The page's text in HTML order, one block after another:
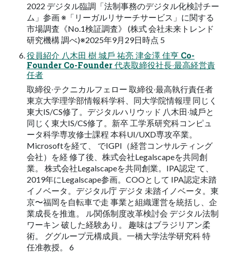
2022 デジタル臨調「法制事務のデジタル化検討チー
ム」参画 ※「リーガルリサーチサービス」に関する
市場調査《No.1検証調査》 (株式 会社未来トレンド
研究機構 調べ)※2025年9⽉29⽇時点 5
役員紹介 ⼋⽊⽥ 樹 城⼾ 祐亮 津⾦澤 佳亨 Co-
Founder Co-Founder 代表取締役社⻑‧最⾼経営責
任者
取締役‧テクニカルフェロー 取締役‧最⾼執⾏責任者
東京⼤学理学部情報科学科、同⼤学院情報理 同じく
東⼤IS/CS修了。デジタルハリウッド ⼋⽊⽥‧城⼾と
同じく東⼤IS/CS修了。新卒 ⼯学系研究科コンピュ
ータ科学専攻修⼠課程 本科UI/UXD専攻卒業。
Microsoftを経て、 でIGPI（経営コンサルティング
会社）を経 修了後、株式会社Legalscapeを共同創
業。 株式会社Legalscapeを共同創業。IPA認定 て、
2019年にLegalscape参画。COOとして IPA認定未踏
イノベータ。デジタル庁 デジタ 未踏イノベータ。東
京〜福岡を⾃転⾞で⾛ 事業と組織運営を統括し、企
業成⻑を推進。 ル関係制度改⾰検討会 デジタル法制
ワーキン 破した経験あり。 趣味はブラジリアン柔
術。 ググループ元構成員。⼀橋⼤学法学研究科 特
任准教授。 6